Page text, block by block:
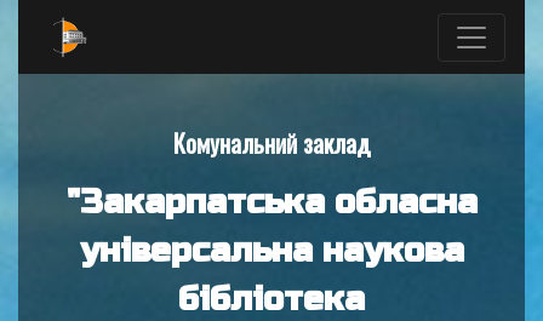
Комунальний заклад
"Закарпатська обласна
універсальна наукова
бібліотека